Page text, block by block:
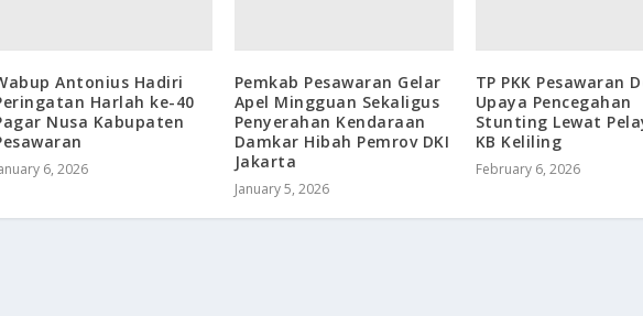
Antonius Hadiri
Harlah ke-40
Nusa Kabupaten
6, 2026
Pemkab Pesawaran Gelar
Apel Mingguan Sekaligus
Penyerahan Kendaraan
Damkar Hibah Pemrov DKI
Jakarta
January 5, 2026
TP PKK Pesawaran
Upaya Pencegahan
Stunting Lewat
KB Keliling
February 6, 2026